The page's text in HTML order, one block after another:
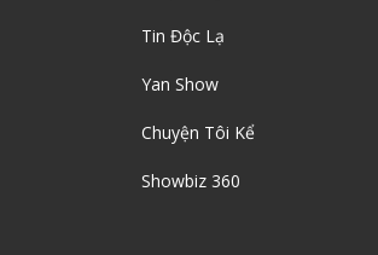
Tin Độc Lạ
Yan Show
Chuyện Tôi Kể
Showbiz 360